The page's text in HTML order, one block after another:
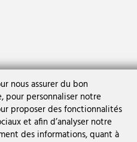
nous assurer du bon
personnaliser notre
proposer des fonctionnalités
et afin d’analyser notre
des informations, quant à